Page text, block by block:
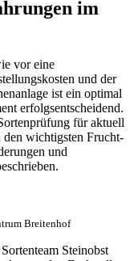
im
vor eine
und der
ist ein optimal
erfolgsentscheidend.
für aktuell
den wichtigsten Frucht-
und
Breitenhof
Steinobst